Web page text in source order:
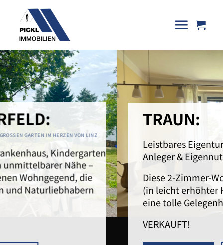
content
TRAUN:
Leistbares Eigentum in Traun – ideal für
Anleger & Eigennutzer
Diese 2-Zimmer-Wohnung im Erdgeschoss
(in leicht erhöhter Halbstocklage) bietet
eine tolle Gelegenheit.